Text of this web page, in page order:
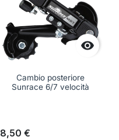

Cambio posteriore
Sunrace 6/7 velocità
8,50 €